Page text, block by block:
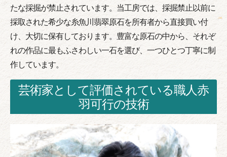
たな採掘が禁止されています。当工房では、採掘禁止以前に
採取された希少な糸魚川翡翠原石を所有者から直接買い付
け、大切に保有しております。豊富な原石の中から、それぞ
れの作品に最もふさわしい一石を選び、一つひとつ丁寧に制
作しています。
芸術家として評価されている職人赤
羽可行の技術